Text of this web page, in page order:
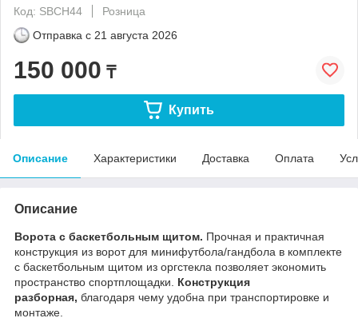
Код: SBCH44
Розница
Отправка с 21 августа 2026
150 000 ₸
Купить
Описание Характеристики Доставка Оплата
Описание
Ворота с баскетбольным щитом. Прочная и практичная
конструкция из ворот для минифутбола/гандбола в комплекте
с баскетбольным щитом из оргстекла позволяет экономить
пространство спортплощадки. Конструкция
разборная, благодаря чему удобна при транспортировке и
монтаже.